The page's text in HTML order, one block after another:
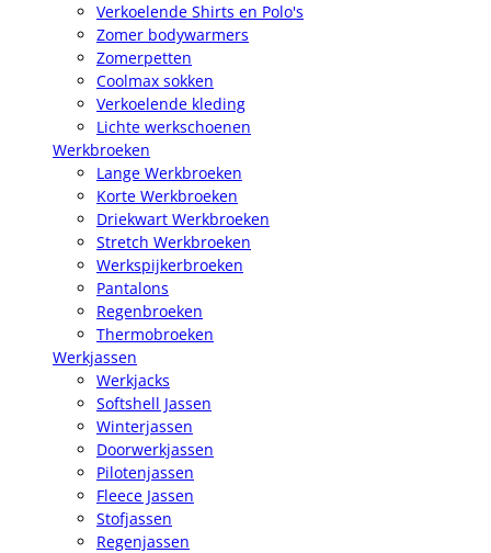
Verkoelende Shirts en Polo's
Zomer bodywarmers
Zomerpetten
Coolmax sokken
Verkoelende kleding
Lichte werkschoenen
Werkbroeken
Lange Werkbroeken
Korte Werkbroeken
Driekwart Werkbroeken
Stretch Werkbroeken
Werkspijkerbroeken
Pantalons
Regenbroeken
Thermobroeken
Werkjassen
Werkjacks
Softshell Jassen
Winterjassen
Doorwerkjassen
Pilotenjassen
Fleece Jassen
Stofjassen
Regenjassen